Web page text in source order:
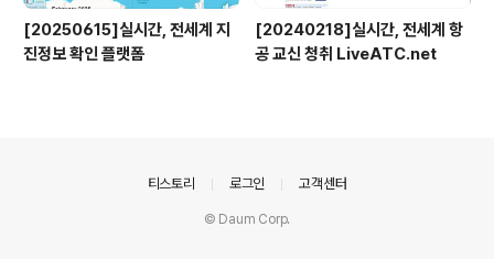
[20250615]실시간, 전세계 지
진정보 확인 플랫폼
[20240218]실시간, 전세계 항
공 교신 청취 LiveATC.net
티스토리 로그인 고객센터
© Daum Corp.